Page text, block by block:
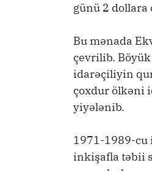
günü 2 dollara
Bu mənada
çevrilib.
idarəçiliyin
çoxdur ölkəni
yiyələnib.
1971-1989-cu
inkişafla təbii